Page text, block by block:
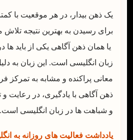
یک ذهن بیدار، در هر موقعیت با
یا همان ذهن آگاهی یکی از باید ها
زبان انگلیسی است. این زبان به
معانی پراکنده و مشابه به تمرکز
ذهن آگاهی با یادگیری، در رعایت
و شباهت ها در زبان انگلیسی است.
یادداشت فعالیت های روزانه به